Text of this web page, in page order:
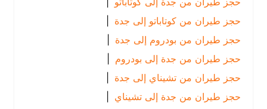
حجز طيران من كوتاباتو إلى جدة
حجز طيران من بودروم إلى جدة
حجز طيران من جدة إلى بودروم |
حجز طيران من تشيناي إلى جدة
حجز طيران من جدة إلى تشيناي |